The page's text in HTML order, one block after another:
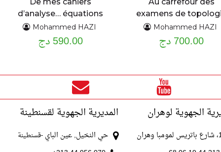
Au carrefour des
examens de
problèmes et
exercices résolus
Mohammed HAZI
700.00 دج
De mes cahiers
d’analyse… équations
différentielles
ordinaires du premier
et second ordre :
applications cours
détaillé et exercices
résolus
Mohammed HAZI
590.00 دج
الجهوية لوهران المديرية الجهوية لقسنطينة
حي النخيل, عين الباي -قسنطينة